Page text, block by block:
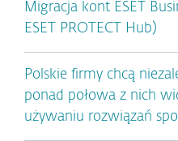
Migracja kont ESET
ESET PROTECT Hub)
Polskie firmy chcą
ponad połowa z nich
używaniu rozwiązań